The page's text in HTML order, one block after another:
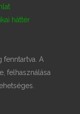
háttér
fenntartva. A
felhasználása